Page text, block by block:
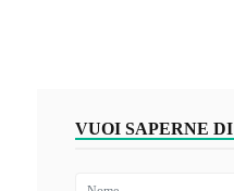
VUOI SAPERNE